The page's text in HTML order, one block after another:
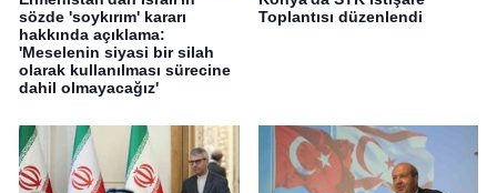
sözde 'soykırım' kararı
hakkında açıklama:
'Meselenin siyasi bir silah
olarak kullanılması sürecine
dahil olmayacağız'
Toplantısı düzenlendi